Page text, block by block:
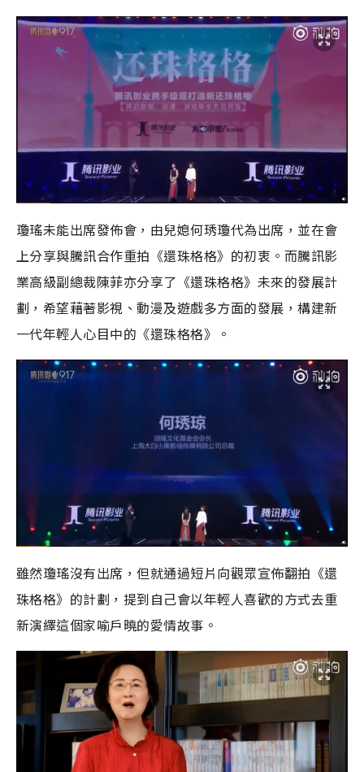
瓊瑤未能出席發佈會，由兒媳何琇瓊代為出席，並在會
上分享與騰訊合作重拍《還珠格格》的初衷。而騰訊影
業高級副總裁陳菲亦分享了《還珠格格》未來的發展計
劃，希望藉著影視、動漫及遊戲多方面的發展，構建新
一代年輕人心目中的《還珠格格》。
雖然瓊瑤沒有出席，但就通過短片向觀眾宣佈翻拍《還
珠格格》的計劃，提到自己會以年輕人喜歡的方式去重
新演繹這個家喻戶曉的愛情故事。